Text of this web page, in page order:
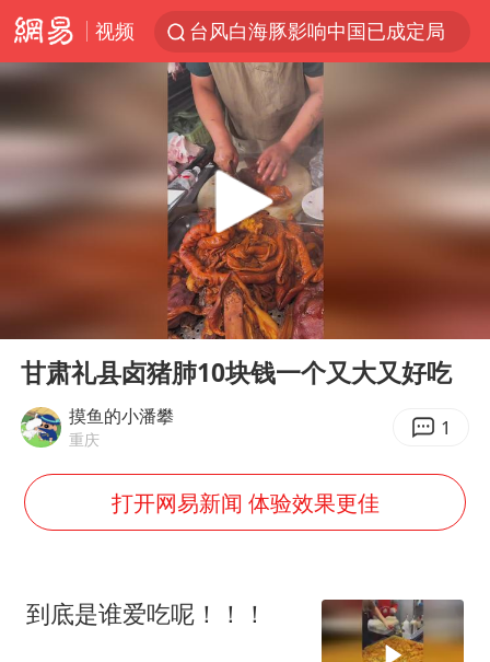
视频
台风白海豚影响中国已成定局
80后女柜员逆袭成4200亿银行副行长
金饰克价大幅跳涨
多地要求领导干部带头休假
女子利用漏洞0元薅走3000多件家电
24小时不关空调 电费会更低吗
中国“五箭齐发”反制美国
龚宝冬烈士安葬仪式举行
中央气象台发布台风黄色预警
狄龙7300万提前续约值不值
“梅姨”准确年龄仍未知
今年4位周星驰电影配角去世
号召领导带头休假 是大家不想休吗
Play
甘肃礼县卤猪肺10块钱一个又大又好吃
摸鱼的小潘攀
重庆 1
打开网易新闻 体验效果更佳
到底是谁爱吃呢！！！